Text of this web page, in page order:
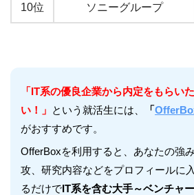
10位 ソニーグループ
「IT系の優良企業から内定をもらいた
い！」 という就活生には、 「
がおすすめです。
OfferBoxを利用すると、あなたの強
攻、研究内容などをプロフィールに
るだけでIT系を含む大手～ベンチャ